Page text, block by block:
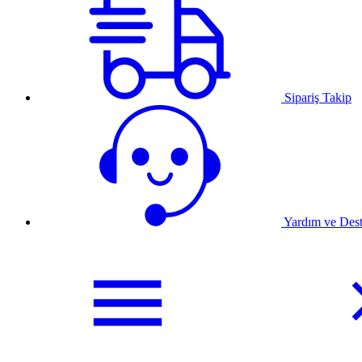
Sipariş Takip
Yardım ve